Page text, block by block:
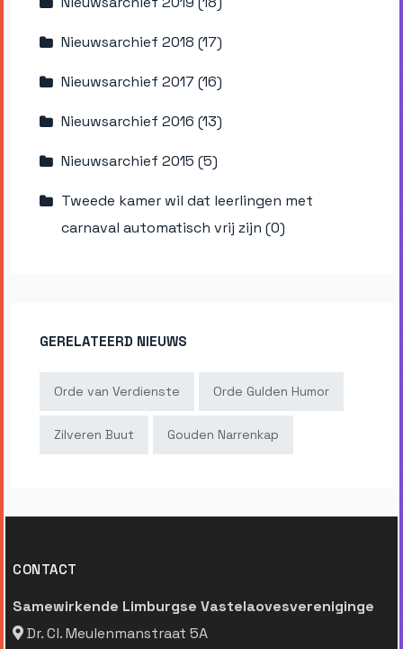
Nieuwsarchief 2018 (17)
Nieuwsarchief 2017 (16)
Nieuwsarchief 2016 (13)
Nieuwsarchief 2015 (5)
Tweede kamer wil dat leerlingen met
carnaval automatisch vrij zijn (0)
GERELATEERD NIEUWS
Orde van Verdienste Orde Gulden Humor
Zilveren Buut Gouden Narrenkap
CONTACT
Samewirkende Limburgse Vastelaovesvereniginge
Dr. Cl. Meulenmanstraat 5A